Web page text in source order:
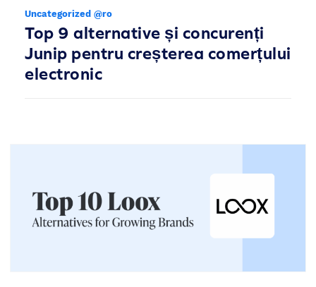
Uncategorized @ro
Top 9 alternative și concurenți
Junip pentru creșterea comerțului
electronic